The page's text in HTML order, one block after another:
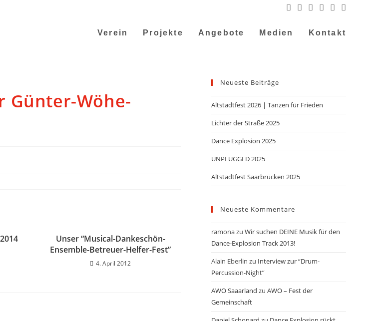
Verein Projekte Angebote Medien Kontakt
Günter-Wöhe-
Unser “Musical-Dankeschön-
Ensemble-Betreuer-Helfer-Fest”
4. April 2012
Neueste Beiträge
Altstadtfest 2026 | Tanzen für Frieden
Lichter der Straße 2025
Dance Explosion 2025
UNPLUGGED 2025
Altstadtfest Saarbrücken 2025
Neueste Kommentare
ramonazu Wir suchen DEINE Musik für den
Dance-Explosion Track 2013!
Alain Eberlin zu Interview zur “Drum-
Percussion-Night”
AWO Saaarland zu AWO – Fest der
Gemeinschaft